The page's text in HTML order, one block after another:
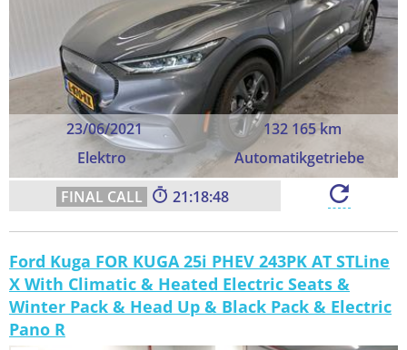
23/06/2021
132 165 km
Elektro
Automatikgetriebe
21:18:47
Ford Kuga FOR KUGA 25i PHEV 243PK AT STLine
X With Climatic & Heated Electric Seats &
Winter Pack & Head Up & Black Pack & Electric
Pano R